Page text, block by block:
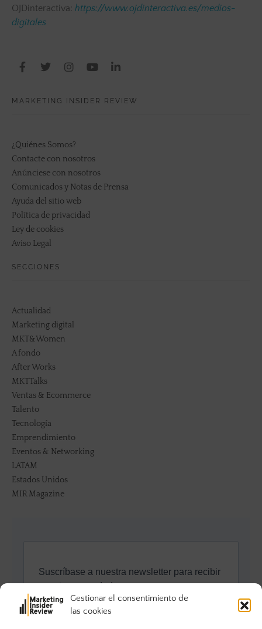
Gestionar el consentimiento de
las cookies
OJDinteractiva: https://www.ojdinteractiva.es/medios-
digitales
MARKETING INSIDER REVIEW
¿Quiénes Somos?
Contacte con nosotros
Anúnciese con nosotros
Comunicados y Notas de Prensa
Ayuda del sitio web
Política de privacidad
Ley de cookies
Aviso Legal
SECCIONES
Actualidad
Marketing digital
MKT&Women
A fondo
After Works
MKTTalks
Ventas & Ecommerce
Talento
Tecnología
Emprendimiento
Eventos & Networking
LATAM
Estados Unidos
MIR Magazine